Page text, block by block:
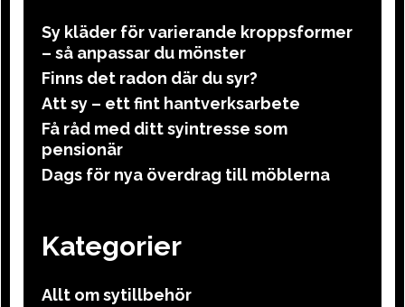
Sy kläder för varierande kroppsformer
– så anpassar du mönster
Finns det radon där du syr?
Att sy – ett fint hantverksarbete
Få råd med ditt syintresse som
pensionär
Dags för nya överdrag till möblerna
Kategorier
Allt om sytillbehör